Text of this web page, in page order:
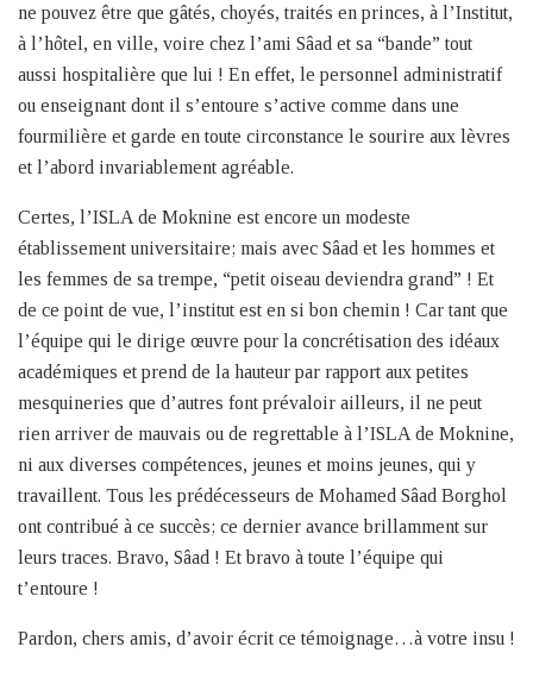
ne pouvez être que gâtés, choyés, traités en princes, à l’Institut,
à l’hôtel, en ville, voire chez l’ami Sâad et sa “bande” tout
aussi hospitalière que lui ! En effet, le personnel administratif
ou enseignant dont il s’entoure s’active comme dans une
fourmilière et garde en toute circonstance le sourire aux lèvres
et l’abord invariablement agréable.
Certes, l’ISLA de Moknine est encore un modeste
établissement universitaire; mais avec Sâad et les hommes et
les femmes de sa trempe, “petit oiseau deviendra grand” ! Et
de ce point de vue, l’institut est en si bon chemin ! Car tant que
l’équipe qui le dirige œuvre pour la concrétisation des idéaux
académiques et prend de la hauteur par rapport aux petites
mesquineries que d’autres font prévaloir ailleurs, il ne peut
rien arriver de mauvais ou de regrettable à l’ISLA de Moknine,
ni aux diverses compétences, jeunes et moins jeunes, qui y
travaillent. Tous les prédécesseurs de Mohamed Sâad Borghol
ont contribué à ce succès; ce dernier avance brillamment sur
leurs traces. Bravo, Sâad ! Et bravo à toute l’équipe qui
t’entoure !
Pardon, chers amis, d’avoir écrit ce témoignage…à votre insu !